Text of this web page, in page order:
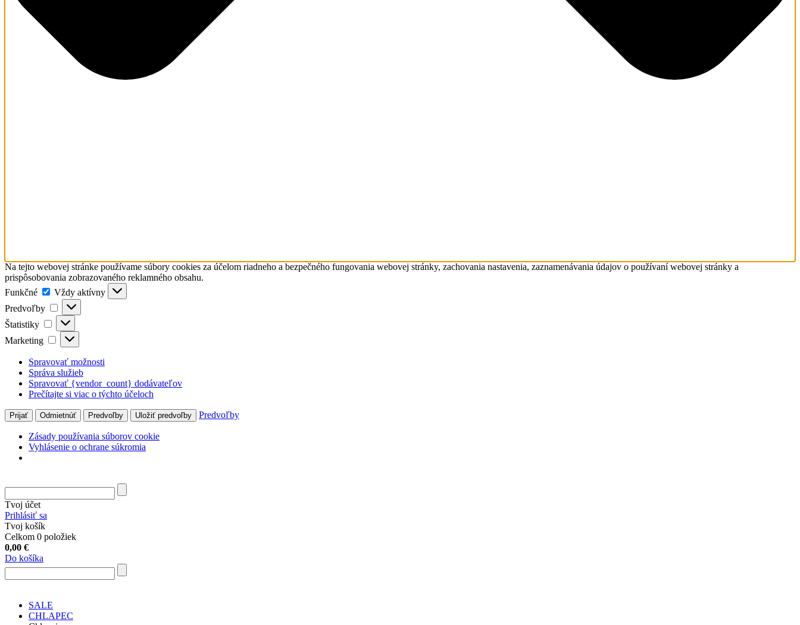
Na tejto webovej stránke používame súbory cookies za účelom riadneho a bezpečného fungovania webovej stránky, zachovania nastavenia, zaznamenávania údajov o používaní webovej stránky a
prispôsobovania zobrazovaného reklamného obsahu.
Funkčné
Funkčné
Vždy aktívny
Predvoľby
Predvoľby
Štatistiky Štatistiky
Marketing Marketing
Spravovať možnosti
Správa služieb
Spravovať {vendor_count} dodávateľov
Prečítajte si viac o týchto účeloch
Prijať Odmietnúť Predvoľby Uložiť predvoľby Predvoľby
Zásady používania súborov cookie
Vyhlásenie o ochrane súkromia
Tvoj účet
Prihlásiť sa
Tvoj košík
Celkom 0 položiek
0,00 €
Do košíka
SALE
CHLAPEC